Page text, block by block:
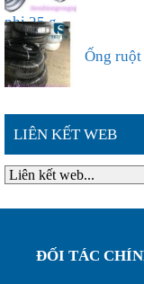
phi 25 g...
thông ...
Đặc
nhựa phi ...
LIÊN KẾT WEB
ĐỐI TÁC